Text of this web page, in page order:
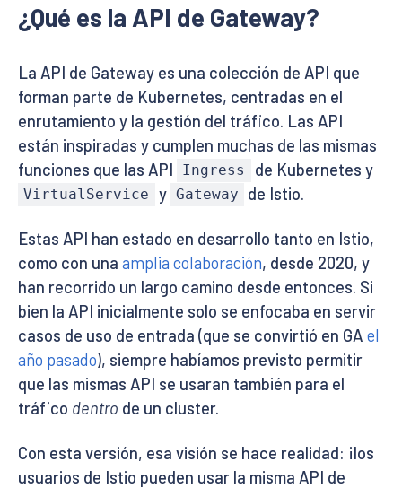
¿Qué es la API de Gateway?
La API de Gateway es una colección de API que
forman parte de Kubernetes, centradas en el
enrutamiento y la gestión del tráfico. Las API
están inspiradas y cumplen muchas de las mismas
funciones que las API
Ingress de Kubernetes y
VirtualService y Gateway de Istio.
Estas API han estado en desarrollo tanto en Istio,
como con una amplia colaboración, desde 2020, y
han recorrido un largo camino desde entonces. Si
bien la API inicialmente solo se enfocaba en servir
casos de uso de entrada (que se convirtió en GA el
año pasado), siempre habíamos previsto permitir
que las mismas API se usaran también para el
tráfico dentro de un cluster.
Con esta versión, esa visión se hace realidad: ¡los
usuarios de Istio pueden usar la misma API de